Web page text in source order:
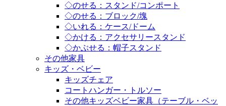
◇のせる：スタンド/コンポート
◇のせる：ブロック/塊
◇いれる：ケース/ドーム
◇かける：アクセサリースタンド
◇かぶせる：帽子スタンド
その他家具
キッズ・ベビー
キッズチェア
コートハンガー・トルソー
その他キッズベビー家具（テーブル・ベッ